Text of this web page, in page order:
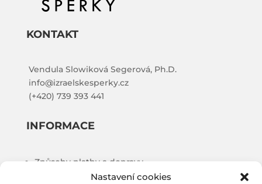
Nastavení cookies
KONTAKT
Vendula Slowiková Segerová, Ph.D.
info@izraelskesperky.cz
(+420) 739 393 441
INFORMACE
Způsoby platby a dopravy
Obchodní podmínky